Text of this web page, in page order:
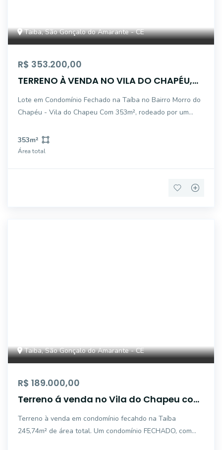
Taiba, São Gonçalo do Amarante - CE
R$ 353.200,00
TERRENO À VENDA NO VILA DO CHAPÉU,
Lote em Condomínio Fechado na Taíba no Bairro Morro do
Chapéu - Vila do Chapeu Com 353m², rodeado por um
Segurança. Nesse loteamento você tem: Muita natureza,
com um belíssimo paisagismo, Miran
353m²
Área total
Taiba, São Gonçalo do Amarante - CE
R$ 189.000,00
Terreno á venda no Vila do Chapeu com
Terreno à venda em condomínio fecahdo na Taíba
245,74m² de área total. Um condomínio FECHADO, com